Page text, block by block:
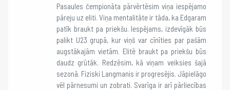
Pasaules čempionāta pārvērtēsim viņa iespējamo
pāreju uz eliti. Viņa mentalitāte ir tāda, ka Edgaram
patīk braukt pa priekšu. Iespējams, izdevīgāk būs
palikt U23 grupā, kur viņš var cīnīties par pašām
augstākajām vietām. Elitē braukt pa priekšu būs
daudz grūtāk. Redzēsim, kā viņam veiksies šajā
sezonā. Fiziski Langmanis ir progresējis. Jāpielāgo
vēl pārnesumi un zobrati. Svarīga ir arī pārliecības